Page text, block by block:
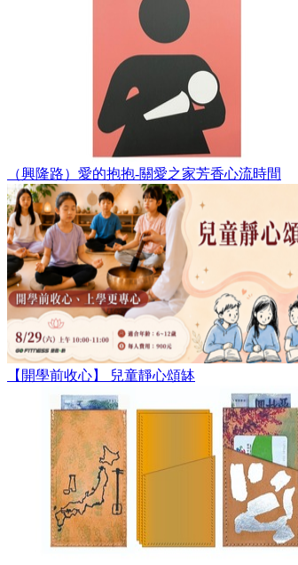
（興隆路）愛的抱抱-關愛之家芳香心流時間
【開學前收心】 兒童靜心頌缽